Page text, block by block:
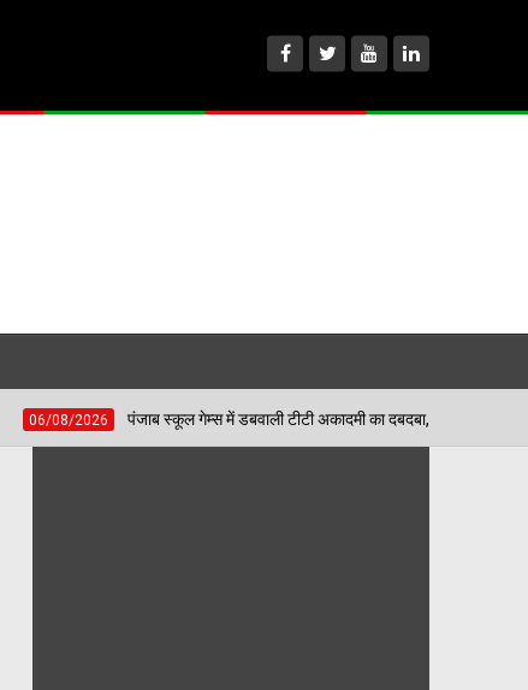
पंजाब स्कूल गेम्स में डबवाली टीटी अकादमी का दबदबा, 4 बेटियों ने मारी बाजी; अब जिला स्तर